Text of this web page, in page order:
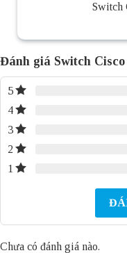
Switch
Đánh giá Switch
5
4
3
2
1
Chưa có đánh giá nào.